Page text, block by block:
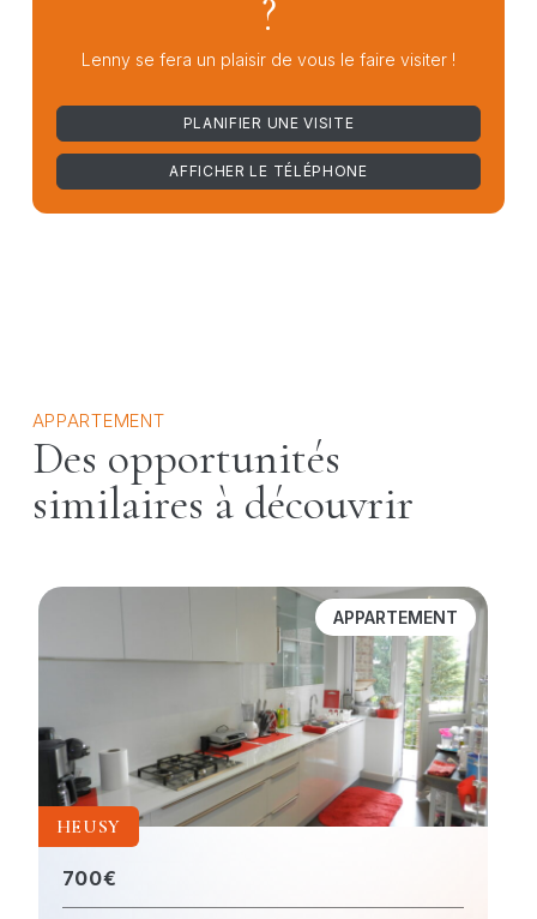
?
Lenny se fera un plaisir de vous le faire visiter !
PLANIFIER UNE VISITE
AFFICHER LE TÉLÉPHONE
APPARTEMENT
Des opportunités
similaires à découvrir
APPARTEMENT
HEUSY
700€